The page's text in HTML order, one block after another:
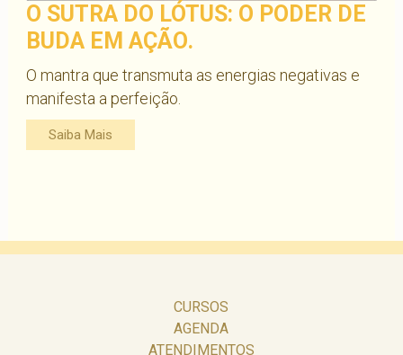
O SUTRA DO LÓTUS: O PODER DE
BUDA EM AÇÃO.
O mantra que transmuta as energias negativas e
manifesta a perfeição.
Saiba Mais
CURSOS
AGENDA
ATENDIMENTOS